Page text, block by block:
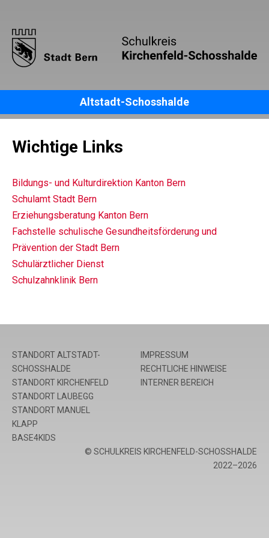
Altstadt-Schosshalde
Wichtige Links
Bildungs- und Kulturdirektion Kanton Bern
Schulamt Stadt Bern
Erziehungsberatung Kanton Bern
Fachstelle schulische Gesundheitsförderung und
Prävention der Stadt Bern
Schulärztlicher Dienst
Schulzahnklinik Bern
STANDORT ALTSTADT-
SCHOSSHALDE
STANDORT KIRCHENFELD
STANDORT LAUBEGG
STANDORT MANUEL
IMPRESSUM
RECHTLICHE HINWEISE
INTERNER BEREICH
KLAPP
BASE4KIDS
© SCHULKREIS KIRCHENFELD-SCHOSSHALDE
2022–2026